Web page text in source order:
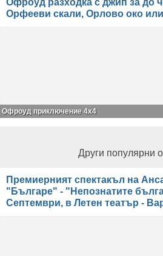
Офроуд разходка с джип за до
Орфееви скали, Орлово око
Офроуд приключение 4x4
Други популярни
Премиерният спектакъл на
"Българе" - "Непознатите
Септември, в Летен театър -